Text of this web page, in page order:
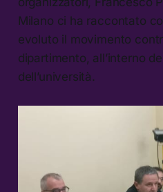
Milano ci ha raccontato
evoluto il movimento
dipartimento, all’interno
dell’università.